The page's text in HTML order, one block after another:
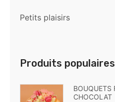
Petits plaisirs
Produits populaires
BOUQUETS
CHOCOLAT